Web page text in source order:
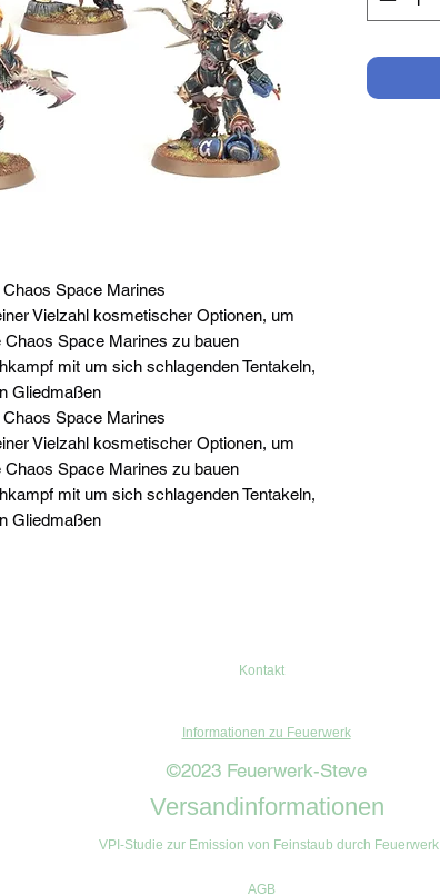
Space Marines
Vielzahl kosmetischer Optionen, um
Space Marines zu bauen
mit um sich schlagenden Tentakeln,
Gliedmaßen
Space Marines
Vielzahl kosmetischer Optionen, um
Space Marines zu bauen
mit um sich schlagenden Tentakeln,
Gliedmaßen
Kontakt
Informationen zu Feuerwerk
©2023 Feuerwerk-Steve
Versandinformationen
VPI-Studie zur Emission von Feinstaub durch Feuerwerk
AGB